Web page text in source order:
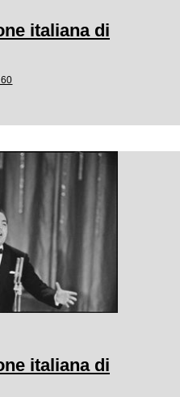
italiana di
italiana di